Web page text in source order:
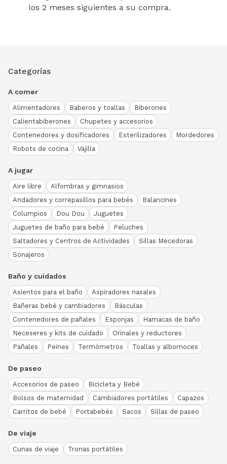
los 2 meses siguientes a su compra.
Categorías
A comer
Alimentadores Baberos y toallas
Biberones
Calientabiberones
Chupetes y accesorios
Contenedores y dosificadores
Esterilizadores
Mordedores
Robots de cocina
Vajilla
A jugar
Aire libre
Alfombras y gimnasios
Andadores y correpasillos para bebés
Balancines
Columpios
Dou Dou
Juguetes
Juguetes de baño para bebé
Peluches
Saltadores y Centros de Actividades
Sillas Mecedoras
Sonajeros
Baño y cuidados
Asientos para el baño
Aspiradores nasales
Bañeras bebé y cambiadores
Básculas
Contenedores de pañales
Esponjas
Hamacas de baño
Neceseres y kits de cuidado
Orinales y reductores
Pañales
Peines Termómetros Toallas y albornoces
De paseo
Accesorios de paseo
Bicicleta y Bebé
Bolsos de maternidad
Cambiadores portátiles
Capazos
Carritos de bebé
Portabebés Sacos Sillas de paseo
De viaje
Cunas de viaje Tronas portátiles